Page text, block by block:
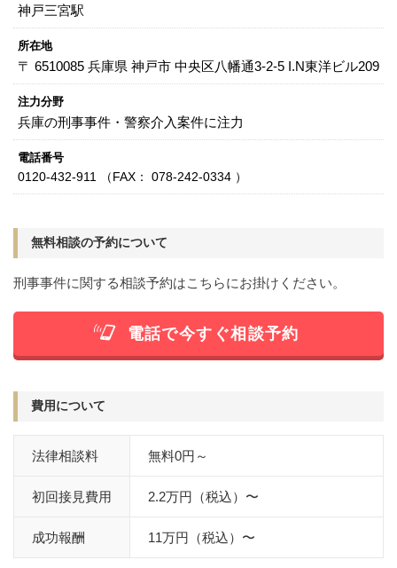
九州・沖縄
福岡
相談内容から探す
痴漢 盗撮 わいせつ
神戸三宮駅
所在地
〒 6510085 兵庫県 神戸市 中央区八幡通3-2-5 I.N東洋ビル209
注力分野
兵庫の刑事事件・警察介入案件に注力
電話番号
0120-432-911 （FAX： 078-242-0334 ）
無料相談の予約について
刑事事件に関する相談予約はこちらにお掛けください。
電話で今すぐ相談予約
費用について
法律相談料 無料0円～
初回接見費用 2.2万円（税込）〜
成功報酬 11万円（税込）〜